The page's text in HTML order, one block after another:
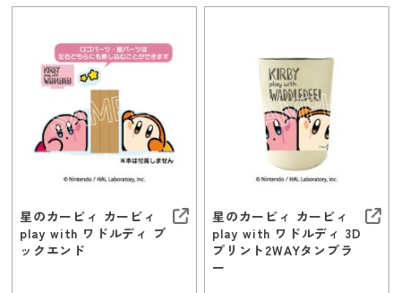
星のカービィ カービィ
play with ワドルディ ブ
ックエンド
星のカービィ カービィ
play with ワドルディ 3D
プリント2WAYタンブラ
ー